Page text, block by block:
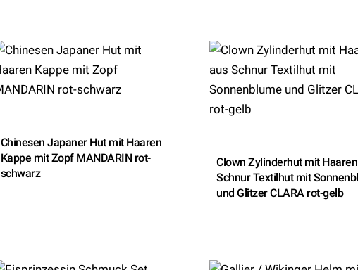
Chinesen Japaner Hut mit Haaren
Kappe mit Zopf MANDARIN rot-
schwarz
Clown Zylinderhut mit
Schnur Textilhut mit
und Glitzer CLARA rot-gelb